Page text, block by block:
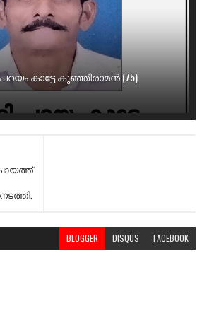
കാട്ടേ കുഞ്ഞിരാമൻ (75)
BLOGGER DISQUS FACEBOOK